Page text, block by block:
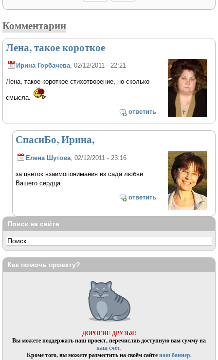
Комментарии
Лена, такое короткое
Ирина Горбачева, 02/12/2011 - 22:21
Лена, такое короткое стихотворение, но сколько
смысла.
ответить
СпасиБо, Ирина,
Елена Шутова, 02/12/2011 - 23:16
за цветок взаимопонимания из сада любви
Вашего сердца.
ответить
Поиск на сайте
Как помочь проекту?
ДОРОГИЕ ДРУЗЬЯ!
Вы можете поддержать наш проект, перечислив доступную вам сумму на
наш счёт.
Кроме того, вы можете разместить на своём сайтенаш баннер.